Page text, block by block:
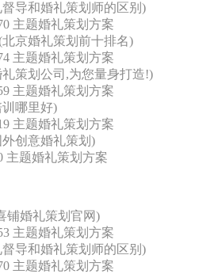
导和婚礼策划师的区别)
主题婚礼策划方案
京婚礼策划前十排名)
主题婚礼策划方案
策划公司,为您量身打造!)
主题婚礼策划方案
哪里好)
主题婚礼策划方案
创意婚礼策划)
主题婚礼策划方案
铺婚礼策划官网)
主题婚礼策划方案
导和婚礼策划师的区别)
主题婚礼策划方案